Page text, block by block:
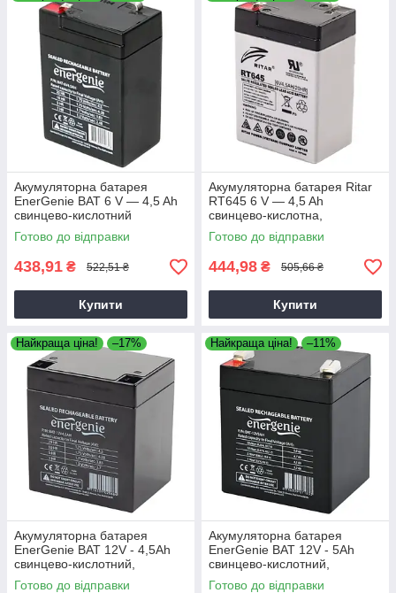
Акумуляторна батарея
EnerGenie BAT 6 V — 4,5 Ah
свинцево-кислотний
Готово до відправки
438,91 ₴ 522,51 ₴
Купити
Акумуляторна батарея Ritar
RT645 6 V — 4,5 Ah
свинцево-кислотна,
Свинцево-кислотний
акумулятор
Готово до відправки
444,98 ₴ 505,66 ₴
Купити
Найкраща ціна! –17%
Акумуляторна батарея
EnerGenie BAT 12V - 4,5Ah
свинцево-кислотний,
акумулятор для електроніки
Готово до відправки
Найкраща ціна! –11%
Акумуляторна батарея
EnerGenie BAT 12V - 5Ah
свинцево-кислотний,
акумулятор для електроніки
Готово до відправки